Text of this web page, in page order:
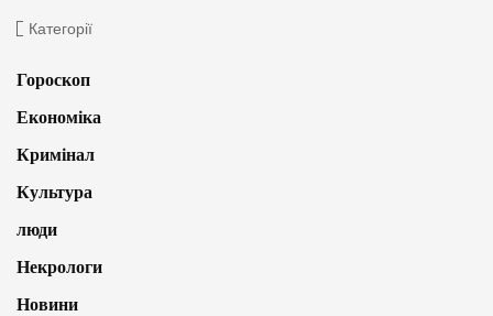
Категорії
Гороскоп
Економіка
Кримінал
Культура
люди
Некрологи
Новини